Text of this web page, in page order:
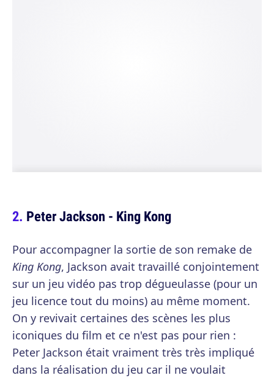
Peter Jackson - King Kong
Pour accompagner la sortie de son remake de
King Kong, Jackson avait travaillé conjointement
sur un jeu vidéo pas trop dégueulasse (pour un
jeu licence tout du moins) au même moment.
On y revivait certaines des scènes les plus
iconiques du film et ce n'est pas pour rien :
Peter Jackson était vraiment très très impliqué
dans la réalisation du jeu car il ne voulait